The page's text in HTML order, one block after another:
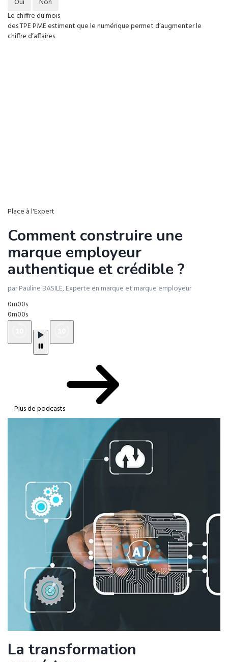
Le chiffre du mois
des TPE PME estiment que le numérique permet d’augmenter le
chiffre d’affaires
Place à l'Expert
Comment construire une
marque employeur
authentique et crédible ?
par Pauline BASILE, Experte en marque et marque employeur
0m00s
0m00s
Plus de podcasts
La transformation